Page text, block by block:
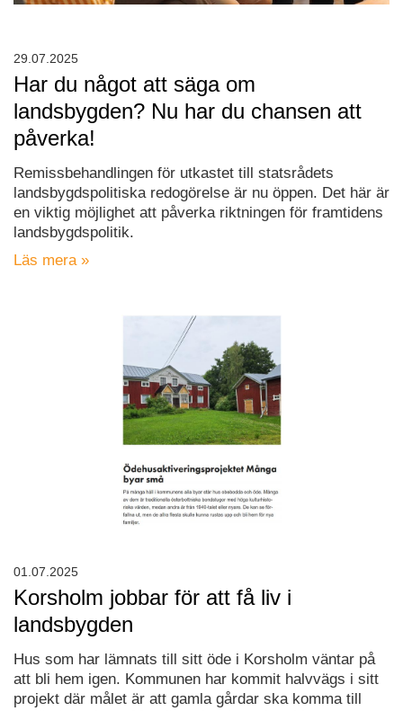
Har du något att säga om
landsbygden? Nu har du chansen att
påverka!
Remissbehandlingen för utkastet till statsrådets
landsbygdspolitiska redogörelse är nu öppen. Det här är
en viktig möjlighet att påverka riktningen för framtidens
landsbygdspolitik.
Läs mera »
29.07.2025
Korsholm jobbar för att få liv i
landsbygden
Hus som har lämnats till sitt öde i Korsholm väntar på
att bli hem igen. Kommunen har kommit halvvägs i sitt
projekt där målet är att gamla gårdar ska komma till
01.07.2025